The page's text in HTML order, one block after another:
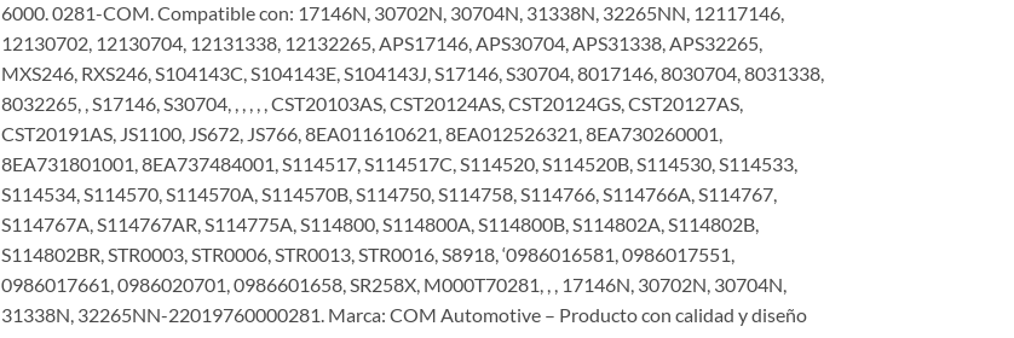
6000. 0281-COM. Compatible con: 17146N, 30702N, 30704N, 31338N, 32265NN, 12117146,
12130702, 12130704, 12131338, 12132265, APS17146, APS30704, APS31338, APS32265,
MXS246, RXS246, S104143C, S104143E, S104143J, S17146, S30704, 8017146, 8030704, 8031338,
8032265, , S17146, S30704, , , , , , CST20103AS, CST20124AS, CST20124GS, CST20127AS,
CST20191AS, JS1100, JS672, JS766, 8EA011610621, 8EA012526321, 8EA730260001,
8EA731801001, 8EA737484001, S114517, S114517C, S114520, S114520B, S114530, S114533,
S114534, S114570, S114570A, S114570B, S114750, S114758, S114766, S114766A, S114767,
S114767A, S114767AR, S114775A, S114800, S114800A, S114800B, S114802A, S114802B,
S114802BR, STR0003, STR0006, STR0013, STR0016, S8918, ‘0986016581, 0986017551,
0986017661, 0986020701, 0986601658, SR258X, M000T70281, , , 17146N, 30702N, 30704N,
31338N, 32265NN-22019760000281. Marca: COM Automotive – Producto con calidad y diseño